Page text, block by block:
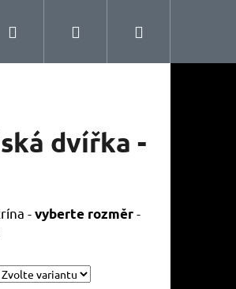
KUCHYŇSKÉ DOPLŇKY
Přihlášení
dvířka -
-vyberte rozměr-